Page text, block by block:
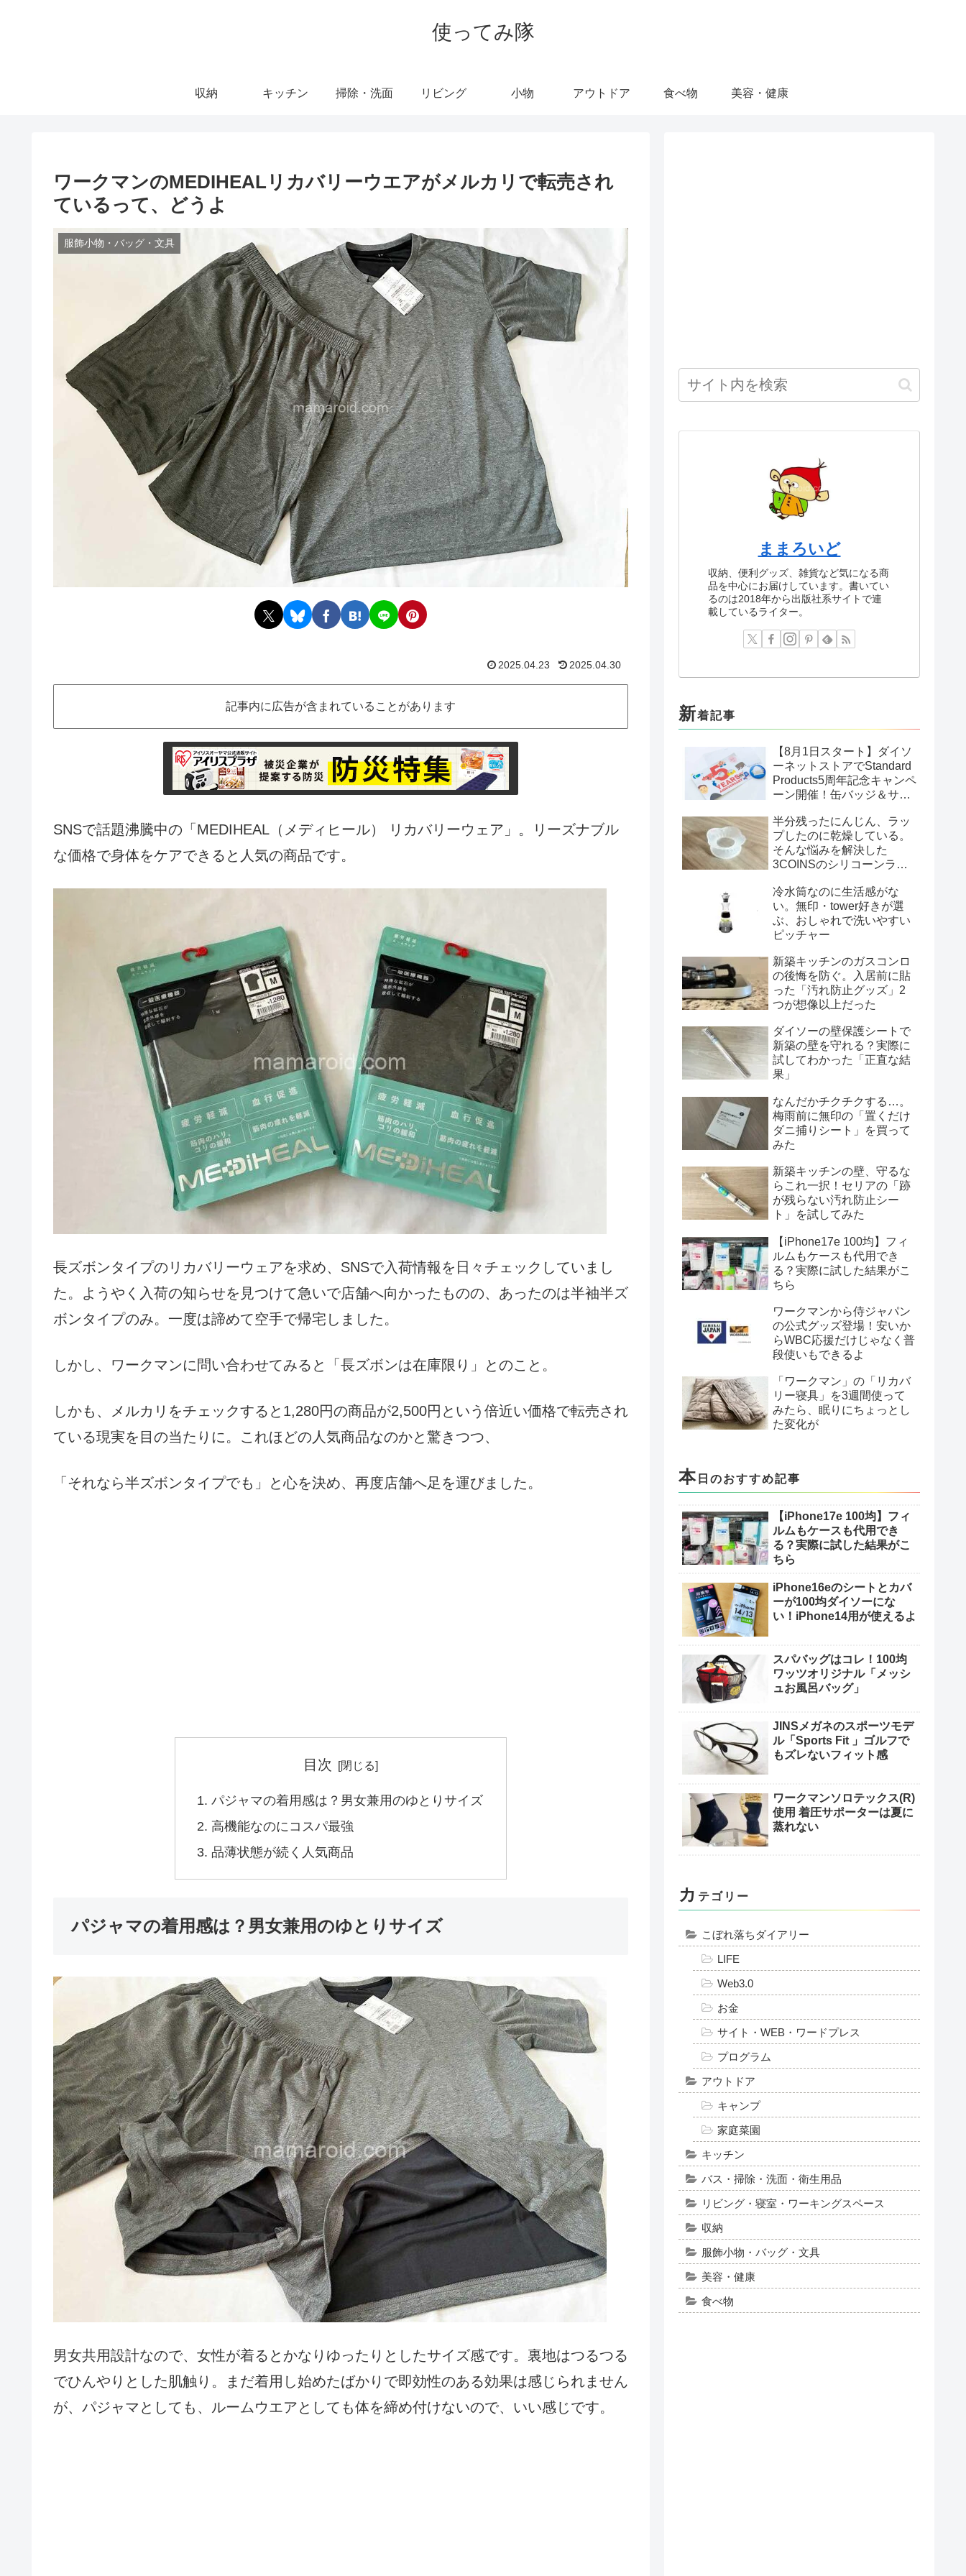
使ってみ隊
収納 キッチン 掃除・洗面 リビング 小物 アウトドア 食べ物 美容・健康
ワークマンのMEDIHEALリカバリーウエアがメルカリで転売され
ているって、どうよ
服飾小物・バッグ・文具
2025.04.23 2025.04.30
記事内に広告が含まれていることがあります
SNSで話題沸騰中の「MEDIHEAL（メディヒール） リカバリーウェア」。リーズナブル
な価格で身体をケアできると人気の商品です。
長ズボンタイプのリカバリーウェアを求め、SNSで入荷情報を日々チェックしていまし
た。ようやく入荷の知らせを見つけて急いで店舗へ向かったものの、あったのは半袖半ズ
ボンタイプのみ。一度は諦めて空手で帰宅しました。
しかし、ワークマンに問い合わせてみると「長ズボンは在庫限り」とのこと。
しかも、メルカリをチェックすると1,280円の商品が2,500円という倍近い価格で転売され
ている現実を目の当たりに。これほどの人気商品なのかと驚きつつ、
「それなら半ズボンタイプでも」と心を決め、再度店舗へ足を運びました。
目次
パジャマの着用感は？男女兼用のゆとりサイズ
高機能なのにコスパ最強
品薄状態が続く人気商品
パジャマの着用感は？男女兼用のゆとりサイズ
男女共用設計なので、女性が着るとかなりゆったりとしたサイズ感です。裏地はつるつる
でひんやりとした肌触り。まだ着用し始めたばかりで即効性のある効果は感じられません
が、パジャマとしても、ルームウエアとしても体を締め付けないので、いい感じです。
ままろいど
収納、便利グッズ、雑貨など気になる商
品を中心にお届けしています。書いてい
るのは2018年から出版社系サイトで連
載しているライター。
新着記事
【8月1日スタート】ダイソ
ーネットストアでStandard
Products5周年記念キャンペ
ーン開催！缶バッジ＆サン
半分残ったにんじん、ラッ
プしたのに乾燥している。
そんな悩みを解決した
3COINSのシリコーンラッ
冷水筒なのに生活感がな
い。無印・tower好きが選
ぶ、おしゃれで洗いやすい
ピッチャー
新築キッチンのガスコンロ
の後悔を防ぐ。入居前に貼
った「汚れ防止グッズ」2
つが想像以上だった
ダイソーの壁保護シートで
新築の壁を守れる？実際に
試してわかった「正直な結
果」
なんだかチクチクする…。
梅雨前に無印の「置くだけ
ダニ捕りシート」を買って
みた
新築キッチンの壁、守るな
らこれ一択！セリアの「跡
が残らない汚れ防止シー
ト」を試してみた
【iPhone17e 100均】フィ
ルムもケースも代用でき
る？実際に試した結果がこ
ちら
ワークマンから侍ジャパン
の公式グッズ登場！安いか
らWBC応援だけじゃなく普
段使いもできるよ
「ワークマン」の「リカバ
リー寝具」を3週間使って
みたら、眠りにちょっとし
た変化が
本 日のおすすめ記事
【iPhone17e 100均】フィ
ルムもケースも代用でき
る？実際に試した結果がこ
ちら
iPhone16eのシートとカバ
ーが100均ダイソーにな
い！iPhone14用が使えるよ
スパバッグはコレ！100均
ワッツオリジナル「メッシ
ュお風呂バッグ」
JINSメガネのスポーツモデ
ル「Sports Fit 」ゴルフで
もズレないフィット感
ワークマンソロテックス(R)
使用 着圧サポーターは夏に
蒸れない
カ テゴリー
こぼれ落ちダイアリー
LIFE
Web3.0
お金
サイト・WEB・ワードプレス
プログラム
アウトドア
キャンプ
家庭菜園
キッチン
バス・掃除・洗面・衛生用品
リビング・寝室・ワーキングスペース
収納
服飾小物・バッグ・文具
美容・健康
食べ物